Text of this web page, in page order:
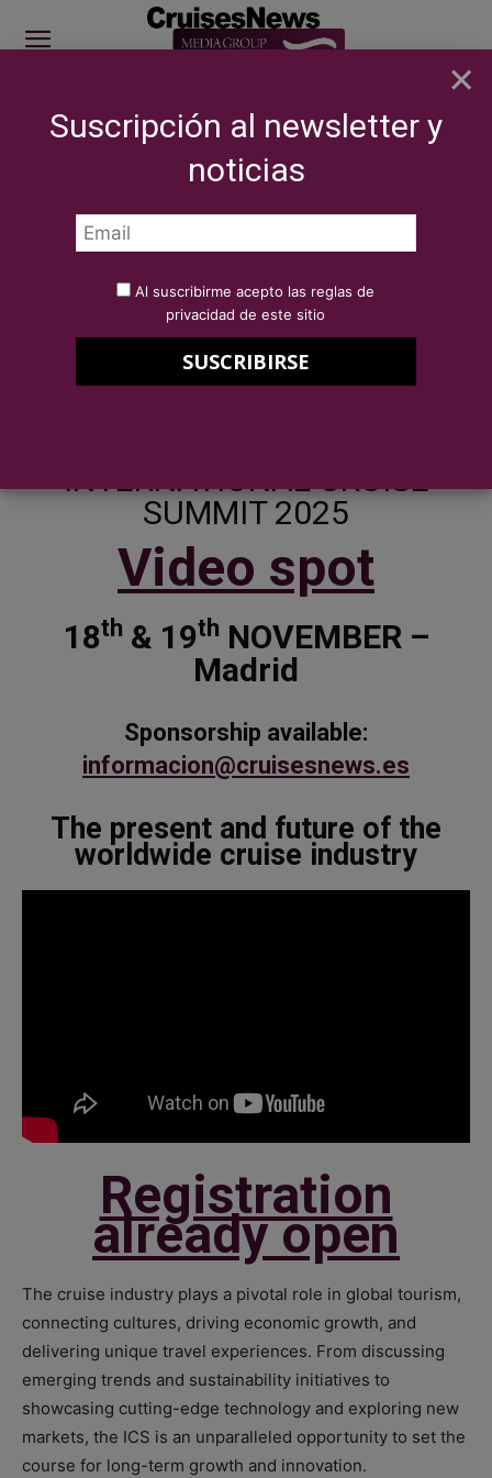
SITE SPONSOR: ICS 2026
BREAKING NEWS
Redacción Cruises News
International Cruise Summit
2025 – Video spot
INTERNATIONAL CRUISE
SUMMIT 2025
Video spot
18th & 19th NOVEMBER –
Madrid
Sponsorship available:
informacion@cruisesnews.es
The present and future of the
worldwide cruise industry
Registration
already open
The cruise industry plays a pivotal role in global tourism,
connecting cultures, driving economic growth, and
delivering unique travel experiences. From discussing
emerging trends and sustainability initiatives to
showcasing cutting-edge technology and exploring new
markets, the ICS is an unparalleled opportunity to set the
course for long-term growth and innovation.
×
Suscripción al newsletter y
noticias
Al suscribirme acepto las reglas de
privacidad de este sitio